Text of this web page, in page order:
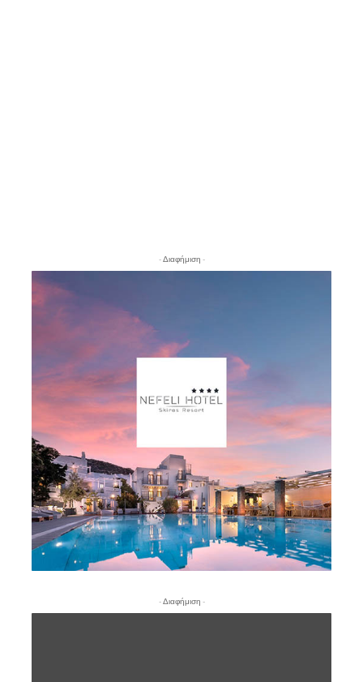
- Διαφήμιση -
- Διαφήμιση -